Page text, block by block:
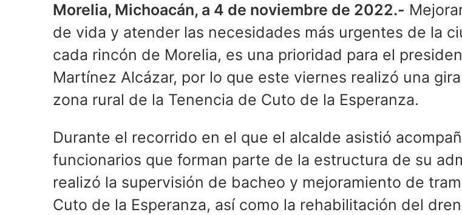
Morelia, Michoacán, a 4 de noviembre de 2022.-
de vida y atender las necesidades más urgentes de la
cada rincón de Morelia, es una prioridad para el
Martínez Alcázar, por lo que este viernes realizó una
zona rural de la Tenencia de Cuto de la Esperanza.
Durante el recorrido en el que el alcalde asistió
funcionarios que forman parte de la estructura de su
realizó la supervisión de bacheo y mejoramiento de
Cuto de la Esperanza, así como la rehabilitación del